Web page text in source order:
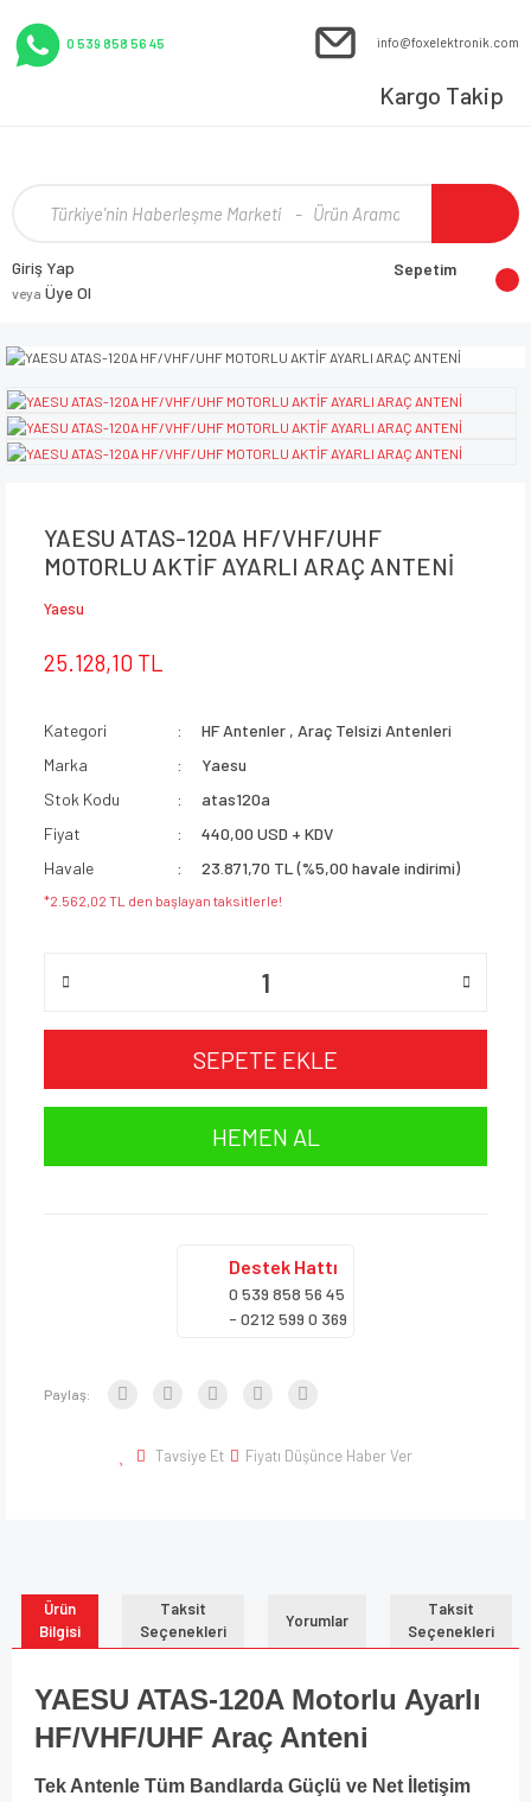
0 539 858 56 45 info@foxelektronik.com
Kargo Takip
Giriş Yap
veya Üye Ol
Sepetim
YAESU ATAS-120A HF/VHF/UHF
MOTORLU AKTİF AYARLI ARAÇ ANTENİ
Yaesu
25.128,10 TL
Kategori HF Antenler , Araç Telsizi Antenleri
Marka
Yaesu
Stok Kodu
atas120a
Fiyat
440,00 USD + KDV
Havale
23.871,70 TL (%5,00 havale indirimi)
*2.562,02 TL den başlayan taksitlerle!
SEPETE EKLE
HEMEN AL
Destek Hattı
0 539 858 56 45
- 0212 599 0 369
Paylaş:
Tavsiye Et Fiyatı Düşünce Haber Ver
Ürün
Bilgisi
Taksit
Seçenekleri
Yorumlar
Taksit
Seçenekleri
YAESU ATAS-120A Motorlu Ayarlı
HF/VHF/UHF Araç Anteni
Tek Antenle Tüm Bandlarda Güçlü ve Net İletişim